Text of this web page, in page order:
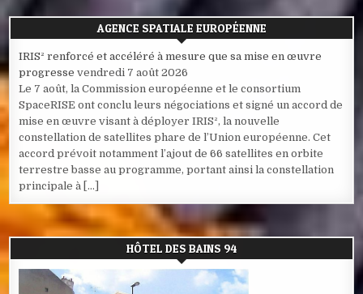
AGENCE SPATIALE EUROPÉENNE
IRIS² renforcé et accéléré à mesure que sa mise en œuvre
progresse vendredi 7 août 2026
Le 7 août, la Commission européenne et le consortium
SpaceRISE ont conclu leurs négociations et signé un accord de
mise en œuvre visant à déployer IRIS², la nouvelle
constellation de satellites phare de l’Union européenne. Cet
accord prévoit notamment l’ajout de 66 satellites en orbite
terrestre basse au programme, portant ainsi la constellation
principale à […]
HÔTEL DES BAINS 94